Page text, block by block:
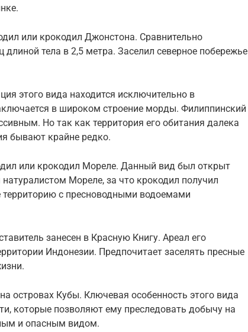
или крокодил Джонстона. Сравнительно
тела в 2,5 метра. Заселил северное побережье
этого вида находится исключительно в
в широком строение морды. Филиппинский
Но так как территория его обитания далека
бывают крайне редко.
или крокодил Мореле. Данный вид был открыт
Мореле, за что крокодил получил
с пресноводными водоемами
занесен в Красную Книгу. Ареал его
Индонезии. Предпочитает заселять пресные
островах Кубы. Ключевая особенность этого вида
которые позволяют ему преследовать добычу на
и опасным видом.